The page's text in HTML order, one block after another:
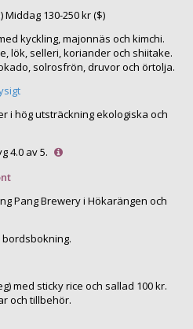
Middag 130-250kr ($)
kyckling, majonnäs och kimchi.
lök, selleri, koriander och shiitake.
solrosfrön, druvor och örtolja.
i hög utsträckning ekologiska och
4.0 av 5.
Pang Brewery i Hökarängen och
bordsbokning.
med sticky rice och sallad 100 kr.
och tillbehör.